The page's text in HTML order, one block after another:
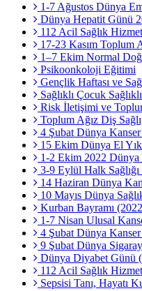
1-7 Ağustos Dünya
Dünya Hepatit Günü
112 Acil Sağlık
17-23 Kasım Toplum
1–7 Ekim Normal
Psikoonkoloji Eğitimi
Gençlik Haftası ve
Sağlıklı Çocuk
Risk İletişimi ve
Toplum Ağız Diş
4 Şubat Dünya
15 Ekim Dünya El
1-2 Ekim 2022
3-9 Eylül Halk Sağlığı
14 Haziran Dünya
10 Mayıs Dünya
Kurban Bayramı
1-7 Nisan Ulusal
4 Şubat Dünya
9 Şubat Dünya
Dünya Diyabet Günü
112 Acil Sağlık
Sepsisi Tanı, Hayatı